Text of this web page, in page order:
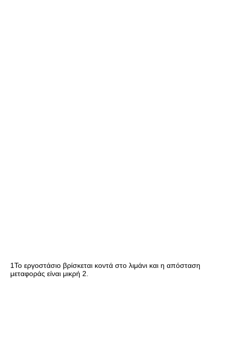
1Το εργοστάσιο βρίσκεται κοντά στο λιμάνι και η απόσταση
μεταφοράς είναι μικρή 2.